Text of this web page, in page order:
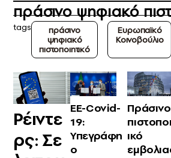
πράσινο ψηφιακό
tags
πράσινο
ψηφιακό
πιστοποιητικό
Ευρωπαϊκό
Κοινοβούλιο
Ρέιντε
ρς: Σε
ΕΕ-Covid-
19:
Υπεγράφη
ο
Πράσινο
ικό